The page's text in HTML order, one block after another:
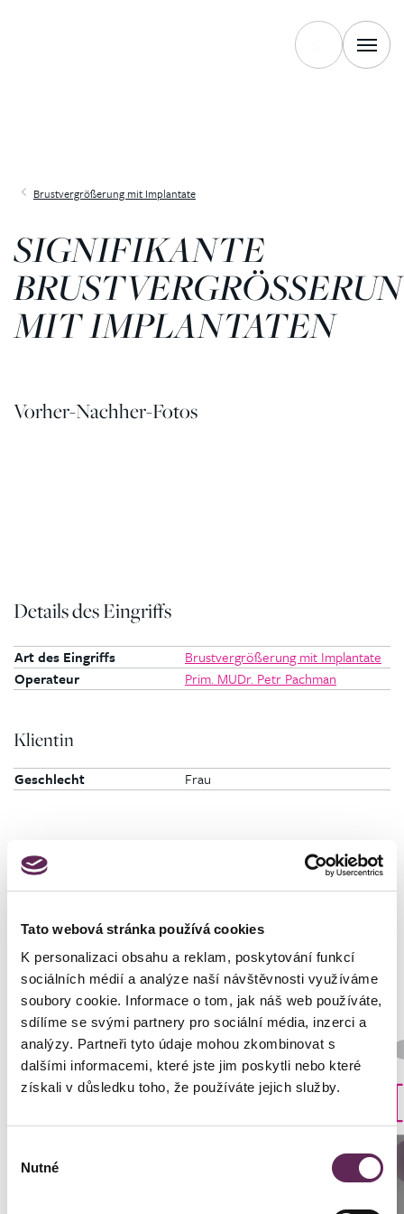
Tato webová stránka používá cookies
K personalizaci obsahu a reklam, poskytování funkcí
sociálních médií a analýze naší návštěvnosti využíváme
soubory cookie. Informace o tom, jak náš web používáte,
sdílíme se svými partnery pro sociální média, inzerci a
analýzy. Partneři tyto údaje mohou zkombinovat s
dalšími informacemi, které jste jim poskytli nebo které
získali v důsledku toho, že používáte jejich služby.
souhlasu
Nutné
Brustvergrößerung mit Implantate
SIGNIFIKANTE
IT IMPLANTATEN
Vorher-Nachher-Fotos
Details des Eingriffs
Art des Eingriffs
Brustvergrößerung mit Implantate
Operateur
Prim. MUDr. Petr Pachman
Klientin
Geschlecht Frau
Fotos vorher und nachher
Der behandelnde Arzt
Prim. MUDr. Petr Pachman
Art der Implantate
DETAILS DER VERWANDLUNG